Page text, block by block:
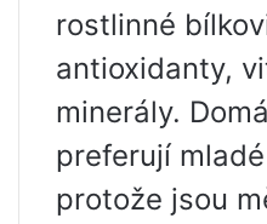
rostlinné
antioxidanty,
minerály.
preferují
protože jsou